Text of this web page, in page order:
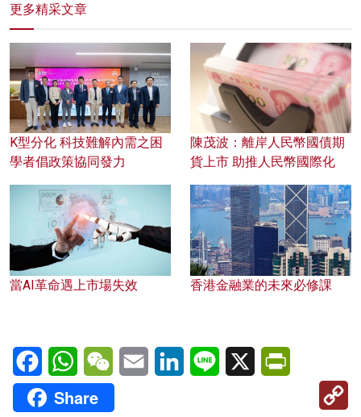
更多精采文章
K型分化 科技難解內需之困
學者倡政策協同發力
陳茂波：離岸人民幣國債期
貨上市 助推人民幣國際化
當AI革命遇上市場失效 香港金融業的未來必修課
FacebookWhatsAppWeChatEmail LinkedInLine X
Share